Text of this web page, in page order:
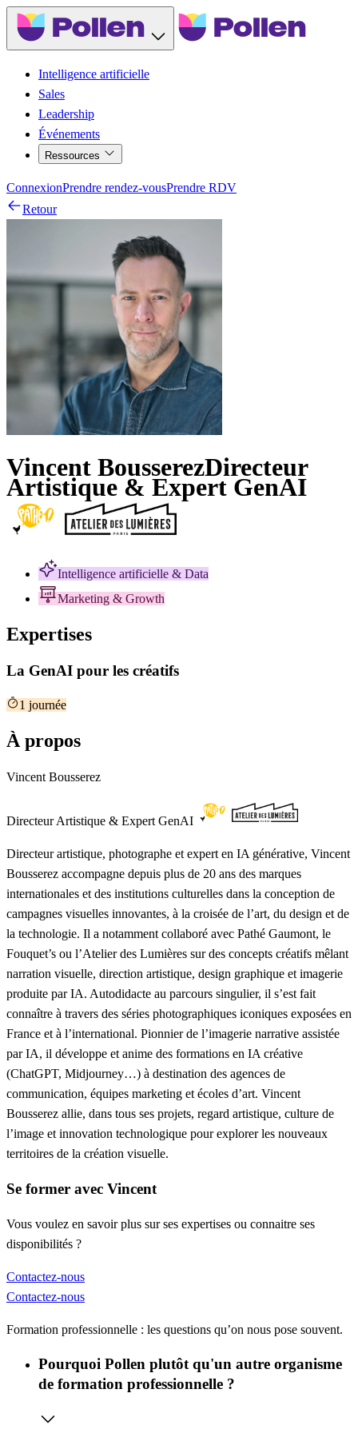
Intelligence artificielle
Sales
Leadership
Événements
Ressources
ConnexionPrendre rendez-vousPrendre RDV
Retour
Vincent BousserezDirecteur
Artistique & Expert GenAI
Intelligence artificielle & Data
Marketing & Growth
Expertises
La GenAI pour les créatifs
1 journée
À propos
Vincent Bousserez
Directeur Artistique & Expert GenAI
Directeur artistique, photographe et expert en IA générative, Vincent
Bousserez accompagne depuis plus de 20 ans des marques
internationales et des institutions culturelles dans la conception de
campagnes visuelles innovantes, à la croisée de l’art, du design et de
la technologie. Il a notamment collaboré avec Pathé Gaumont, le
Fouquet’s ou l’Atelier des Lumières sur des concepts créatifs mêlant
narration visuelle, direction artistique, design graphique et imagerie
produite par IA. Autodidacte au parcours singulier, il s’est fait
connaître à travers des séries photographiques iconiques exposées en
France et à l’international. Pionnier de l’imagerie narrative assistée
par IA, il développe et anime des formations en IA créative
(ChatGPT, Midjourney…) à destination des agences de
communication, équipes marketing et écoles d’art. Vincent
Bousserez allie, dans tous ses projets, regard artistique, culture de
l’image et innovation technologique pour explorer les nouveaux
territoires de la création visuelle.
Se former avec Vincent
Vous voulez en savoir plus sur ses expertises ou connaitre ses
disponibilités ?
Contactez-nous
Contactez-nous
Formation professionnelle : les questions qu’on nous pose souvent.
Pourquoi Pollen plutôt qu'un autre organisme
de formation professionnelle ?